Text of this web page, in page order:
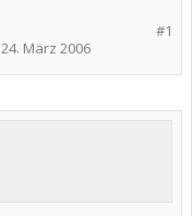
#1
24. März 2006